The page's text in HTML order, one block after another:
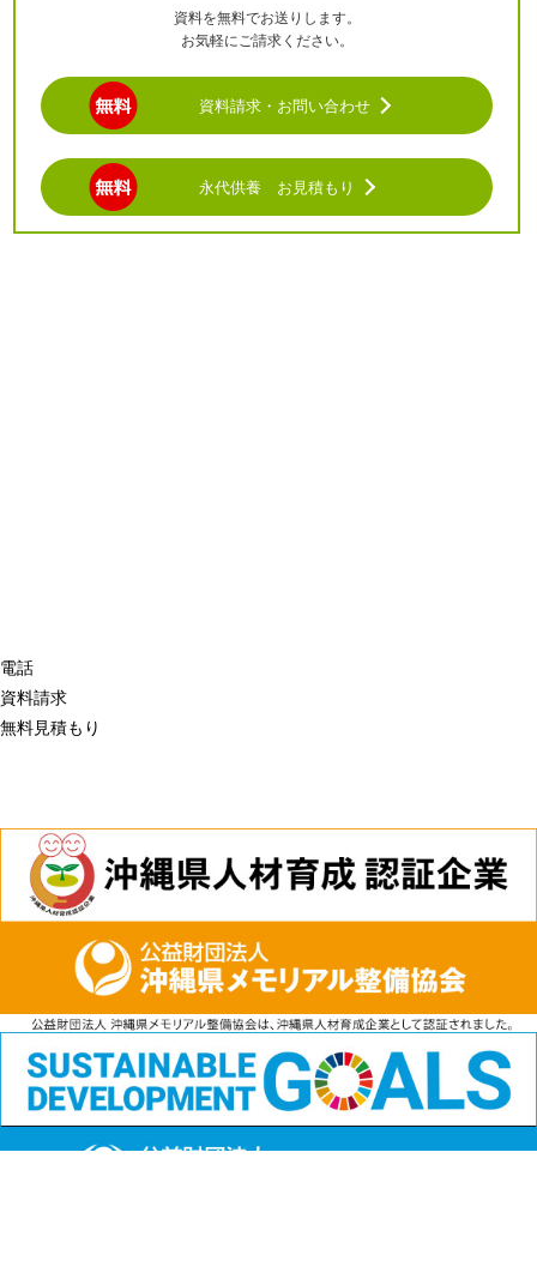
資料を無料でお送りします。
お気軽にご請求ください。
資料請求・お問い合わせ
永代供養 お見積もり
電話
資料請求
無料見積もり